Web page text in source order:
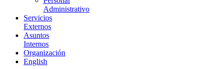
Administrativo
Servicios
Externos
Asuntos
Internos
Organización
English